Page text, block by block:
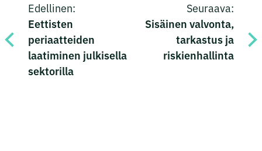
selaus
Edellinen:
Eettisten
periaatteiden
laatiminen julkisella
sektorilla
Seuraava:
Sisäinen valvonta,
tarkastus ja
riskienhallinta